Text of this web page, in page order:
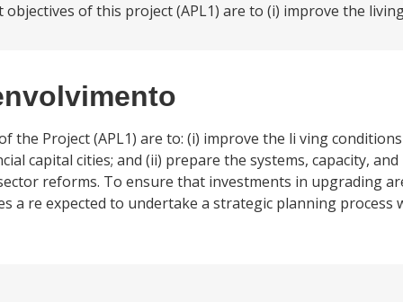
of this project (APL1) are to (i) improve the
the Project (APL1) are to: (i) improve the li ving
capital cities; and (ii) prepare the systems, capacity,
reforms. To ensure that investments in upgrading
a re expected to undertake a strategic planning process